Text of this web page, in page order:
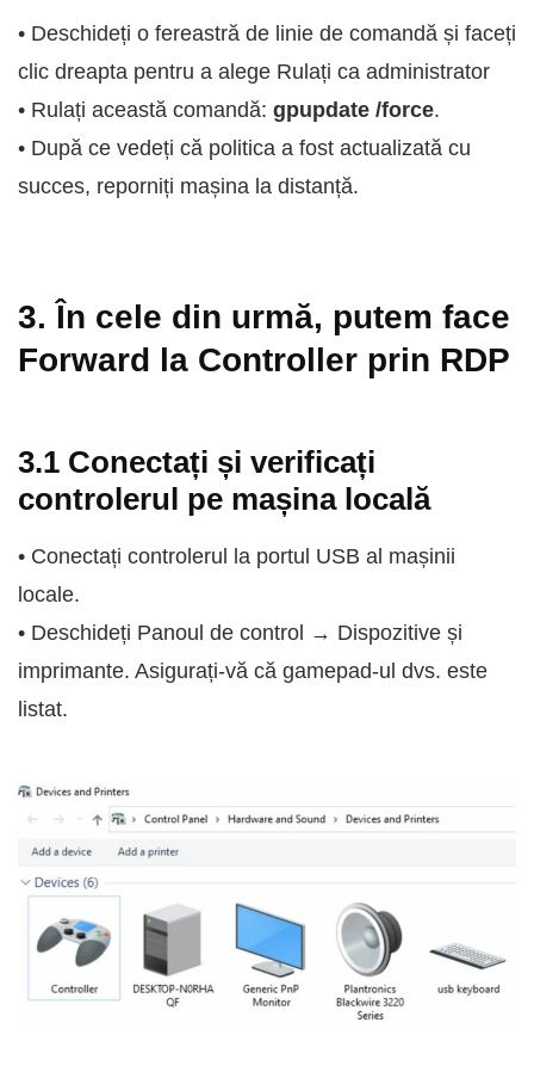
• Deschideți o fereastră de linie de comandă și faceți
clic dreapta pentru a alege Rulați ca administrator
• Rulați această comandă: gpupdate /force.
• După ce vedeți că politica a fost actualizată cu
succes, reporniți mașina la distanță.
3. În cele din urmă, putem face
Forward la Controller prin RDP
3.1 Conectați și verificați
controlerul pe mașina locală
• Conectați controlerul la portul USB al mașinii
locale.
• Deschideți Panoul de control → Dispozitive și
imprimante. Asigurați-vă că gamepad-ul dvs. este
listat.